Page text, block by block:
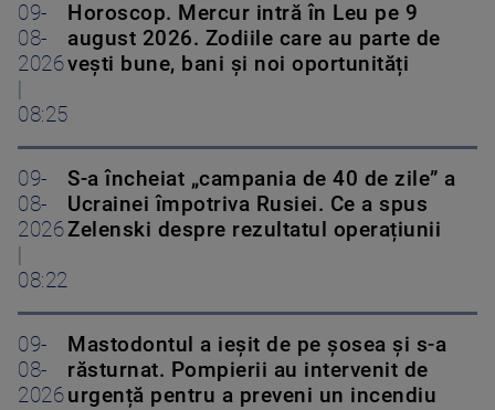
09-
08-
2026
08:25
Horoscop. Mercur intră în Leu pe 9
august 2026. Zodiile care au parte de
vești bune, bani și noi oportunități
09-
08-
2026
08:22
S-a încheiat „campania de 40 de zile” a
Ucrainei împotriva Rusiei. Ce a spus
Zelenski despre rezultatul operațiunii
09-
08-
2026
Mastodontul a ieșit de pe șosea și s-a
răsturnat. Pompierii au intervenit de
urgență pentru a preveni un incendiu